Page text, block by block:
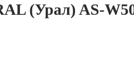
(Урал) AS-